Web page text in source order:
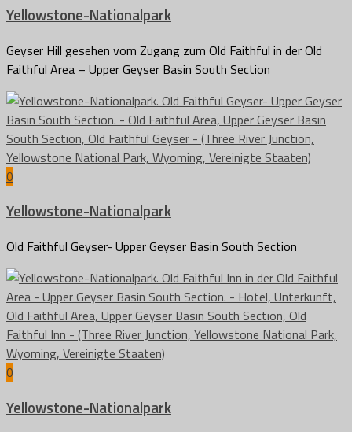
Yellowstone-Nationalpark
Geyser Hill gesehen vom Zugang zum Old Faithful in der Old
Faithful Area – Upper Geyser Basin South Section
0
Yellowstone-Nationalpark
Old Faithful Geyser- Upper Geyser Basin South Section
0
Yellowstone-Nationalpark